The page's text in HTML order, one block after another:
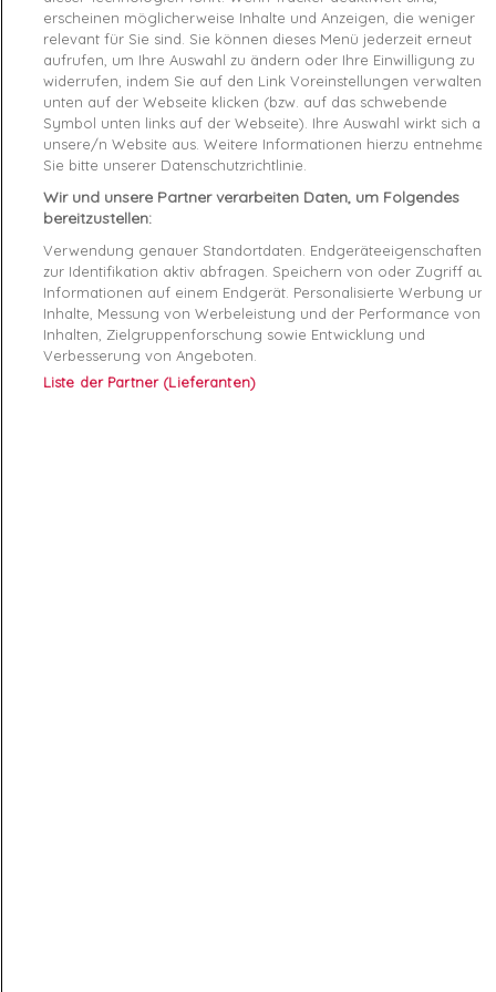
Caractéristiques produit
Product Details
Produktsicherheitsverordnung (GPSR)
Couleur Gris
Matière Synthétique
Femme
erscheinen möglicherweise Inhalte und Anzeigen, die weniger
relevant für Sie sind. Sie können dieses Menü jederzeit erneut
aufrufen, um Ihre Auswahl zu ändern oder Ihre Einwilligung zu
widerrufen, indem Sie auf den Link Voreinstellungen verwalten
unten auf der Webseite klicken (bzw. auf das schwebende
Symbol unten links auf der Webseite). Ihre Auswahl wirkt sich auf
unsere/n Website aus. Weitere Informationen hierzu entnehmen
Sie bitte unserer Datenschutzrichtlinie.
Wir und unsere Partner verarbeiten Daten, um Folgendes
bereitzustellen:
Verwendung genauer Standortdaten. Endgeräteeigenschaften
zur Identifikation aktiv abfragen. Speichern von oder Zugriff auf
Informationen auf einem Endgerät. Personalisierte Werbung und
Inhalte, Messung von Werbeleistung und der Performance von
Inhalten, Zielgruppenforschung sowie Entwicklung und
Verbesserung von Angeboten.
Liste der Partner (Lieferanten)